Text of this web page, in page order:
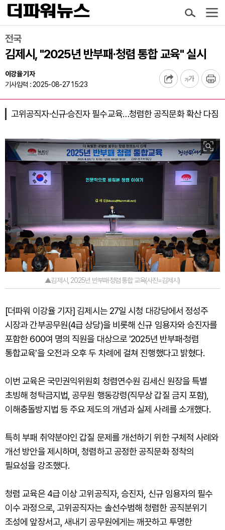
전국
김제시, "2025년 반부패·청렴 통합 교육" 실시
이강율 기자
기사입력 : 2025-08-27 15:23
고위공직자·신규·승진자 필수교육…청렴한 공직문화 확산 다짐
▲김제시, 2025년 반부패·청렴 통합 교육(사진=김제시)
[더파워 이강율 기자] 김제시는 27일 시청 대강당에서 정성주
시장과 간부공무원(4급 상당)을 비롯해 신규 임용자와 승진자를
포함한 600여 명의 직원을 대상으로 '2025년 반부패·청렴
통합교육'을 오전과 오후 두 차례에 걸쳐 진행했다고 밝혔다.
이번 교육은 국민권익위원회 청렴연수원 김세신 원장을 특별
초빙해 청탁금지법, 공무원 행동강령(직무상 갑질 금지 포함),
이해충돌방지법 등 주요 제도의 개념과 실제 사례를 소개했다.
특히 부패 취약분야인 갑질 문제를 개선하기 위한 구체적 사례와
개선 방안을 제시하며, 청렴하고 공정한 공직문화 정착의
필요성을 강조했다.
청렴 교육은 4급 이상 고위공직자, 승진자, 신규 임용자의 필수
이수 과정으로, 고위공직자는 솔선수범해 청렴한 공직분위기
조성에 앞장서고, 새내기 공무원에게는 깨끗하고 투명한